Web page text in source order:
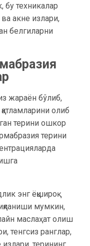
техникалар
акне излари,
белгиларни
жараён бўлиб,
олиб
терини ошкор
терини
энг ёқшироқ
мумкин,
маслаҳат олиш
тенгсиз ранглар,